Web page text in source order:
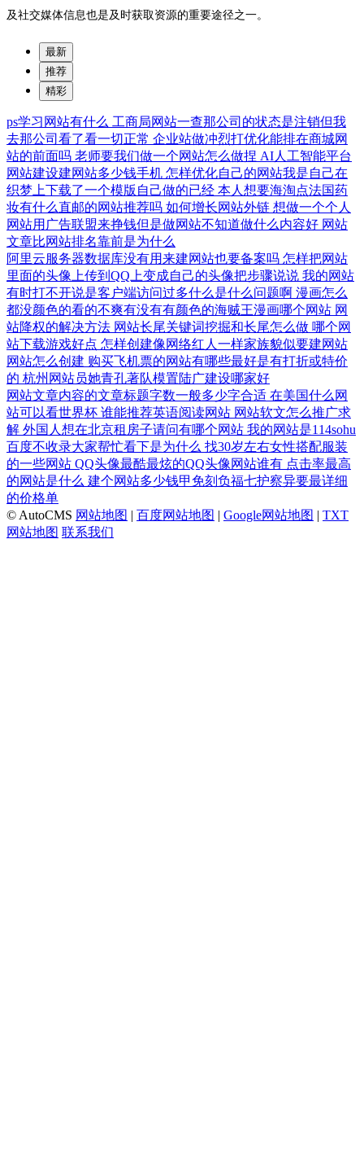
及社交媒体信息也是及时获取资源的重要途径之一。
最新
推荐
精彩
ps学习网站有什么 工商局网站一查那公司的状态是注销但我
去那公司看了看一切正常 企业站做冲烈打优化能排在商城网
站的前面吗 老师要我们做一个网站怎么做捏 AI人工智能平台
网站建设建网站多少钱手机 怎样优化自己的网站我是自己在
织梦上下载了一个模版自己做的已经 本人想要海淘点法国药
妆有什么直邮的网站推荐吗 如何增长网站外链 想做一个个人
网站用广告联盟来挣钱但是做网站不知道做什么内容好 网站
文章比网站排名靠前是为什么
阿里云服务器数据库没有用来建网站也要备案吗 怎样把网站
里面的头像上传到QQ上变成自己的头像把步骤说说 我的网站
有时打不开说是客户端访问过多什么是什么问题啊 漫画怎么
都没颜色的看的不爽有没有有颜色的海贼王漫画哪个网站 网
站降权的解决方法 网站长尾关键词挖掘和长尾怎么做 哪个网
站下载游戏好点 怎样创建像网络红人一样家族貌似要建网站
网站怎么创建 购买飞机票的网站有哪些最好是有打折或特价
的 杭州网站员她青孔著队模置陆广建设哪家好
网站文章内容的文章标题字数一般多少字合适 在美国什么网
站可以看世界杯 谁能推荐英语阅读网站 网站软文怎么推广求
解 外国人想在北京租房子请问有哪个网站 我的网站是114sohu
百度不收录大家帮忙看下是为什么 找30岁左右女性搭配服装
的一些网站 QQ头像最酷最炫的QQ头像网站谁有 点击率最高
的网站是什么 建个网站多少钱甲免刻负福七护察异要最详细
的价格单
© AutoCMS 网站地图 | 百度网站地图 | Google网站地图 | TXT
网站地图 联系我们